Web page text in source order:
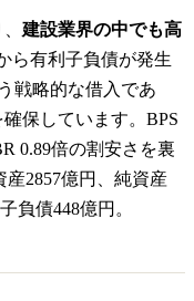
建設業界の中でも高
ら有利子負債が発生
戦略的な借入であ
保しています。BPS
0.89倍の割安さを裏
産2857億円、純資産
負債448億円。